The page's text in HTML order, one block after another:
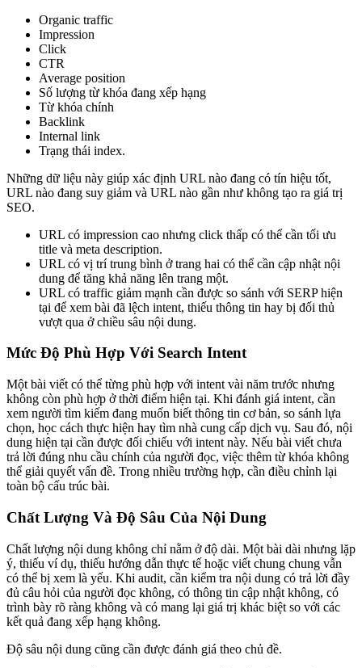
Organic traffic
Impression
Click
CTR
Average position
Số lượng từ khóa đang xếp hạng
Từ khóa chính
Backlink
Internal link
Trạng thái index.
Những dữ liệu này giúp xác định URL nào đang có tín hiệu tốt,
URL nào đang suy giảm và URL nào gần như không tạo ra giá trị
SEO.
URL có impression cao nhưng click thấp có thể cần tối ưu
title và meta description.
URL có vị trí trung bình ở trang hai có thể cần cập nhật nội
dung để tăng khả năng lên trang một.
URL có traffic giảm mạnh cần được so sánh với SERP hiện
tại để xem bài đã lệch intent, thiếu thông tin hay bị đối thủ
vượt qua ở chiều sâu nội dung.
Mức Độ Phù Hợp Với Search Intent
Một bài viết có thể từng phù hợp với intent vài năm trước nhưng
không còn phù hợp ở thời điểm hiện tại. Khi đánh giá intent, cần
xem người tìm kiếm đang muốn biết thông tin cơ bản, so sánh lựa
chọn, học cách thực hiện hay tìm nhà cung cấp dịch vụ. Sau đó, nội
dung hiện tại cần được đối chiếu với intent này. Nếu bài viết chưa
trả lời đúng nhu cầu chính của người đọc, việc thêm từ khóa không
thể giải quyết vấn đề. Trong nhiều trường hợp, cần điều chỉnh lại
toàn bộ cấu trúc bài.
Chất Lượng Và Độ Sâu Của Nội Dung
Chất lượng nội dung không chỉ nằm ở độ dài. Một bài dài nhưng lặp
ý, thiếu ví dụ, thiếu hướng dẫn thực tế hoặc viết chung chung vẫn
có thể bị xem là yếu. Khi audit, cần kiểm tra nội dung có trả lời đầy
đủ câu hỏi của người đọc không, có thông tin cập nhật không, có
trình bày rõ ràng không và có mang lại giá trị khác biệt so với các
kết quả đang xếp hạng không.
Độ sâu nội dung cũng cần được đánh giá theo chủ đề.